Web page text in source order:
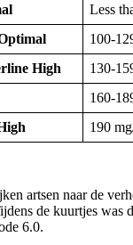
Less
100-
High
130-
160-
190
artsen naar de
de kuurtjes was
6.0.